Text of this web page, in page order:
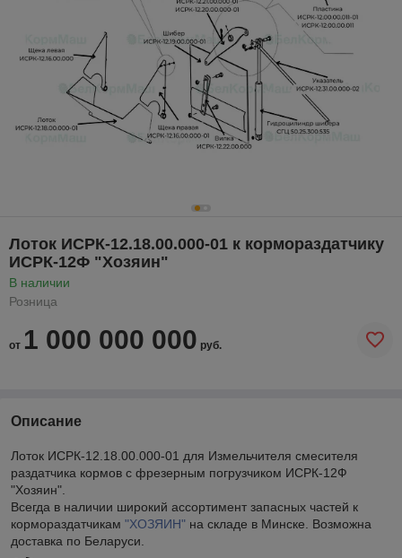
Лоток ИСРК-12.18.00.000-01 к кормораздатчику
ИСРК-12Ф "Хозяин"
В наличии
Розница
от 1 000 000 000 руб.
Описание
Лоток ИСРК-12.18.00.000-01 для Измельчителя смесителя
раздатчика кормов с фрезерным погрузчиком ИСРК-12Ф
"Хозяин".
Всегда в наличии широкий ассортимент запасных частей к
кормораздатчикам "ХОЗЯИН" на складе в Минске. Возможна
доставка по Беларуси.